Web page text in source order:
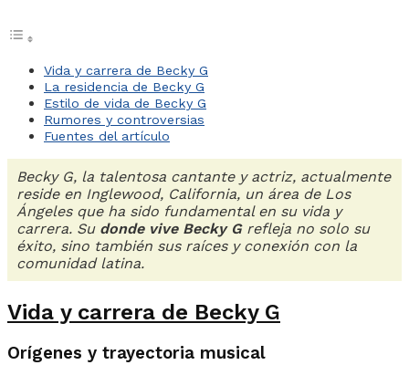
Vida y carrera de Becky G
La residencia de Becky G
Estilo de vida de Becky G
Rumores y controversias
Fuentes del artículo
Becky G, la talentosa cantante y actriz, actualmente
reside en Inglewood, California, un área de Los
Ángeles que ha sido fundamental en su vida y
carrera. Su donde vive Becky Grefleja no solo su
éxito, sino también sus raíces y conexión con la
comunidad latina.
Vida y carrera de Becky G
Orígenes y trayectoria musical